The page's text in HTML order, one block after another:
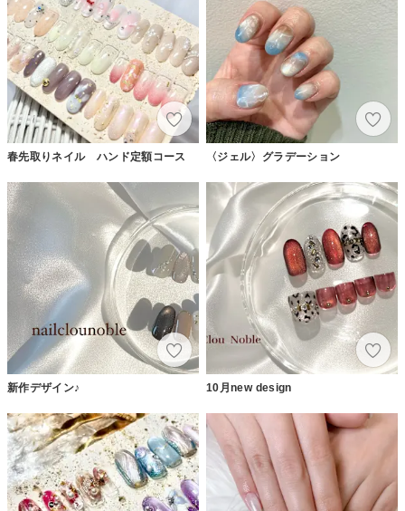
春先取りネイル ハンド定額コース 〈ジェル〉グラデーション
新作デザイン♪ 10月new design